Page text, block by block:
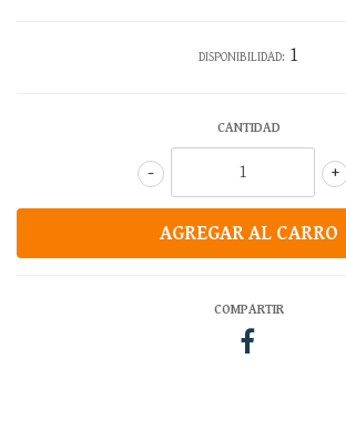
DISPONIBILIDAD: 1
CANTIDAD
+
-
COMPARTIR